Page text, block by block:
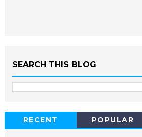
SEARCH THIS BLOG
RECENT POPULAR